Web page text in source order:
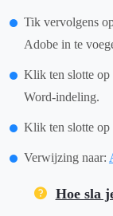
Tik vervolgens
Adobe in te
Klik ten slotte op
Word-indeling.
Klik ten slotte op
Verwijzing naar:
Hoe sla